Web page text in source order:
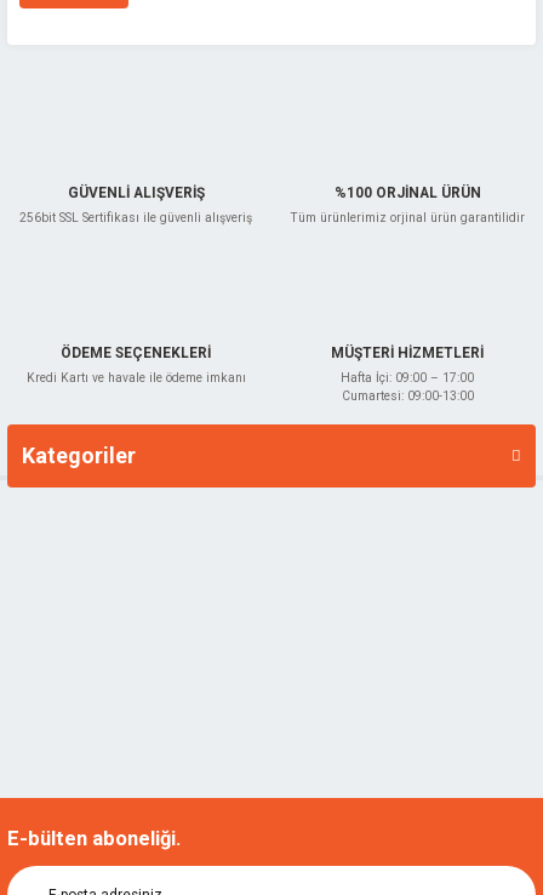
GÜVENLİ ALIŞVERİŞ
256bit SSL Sertifikası ile güvenli alışveriş
%100 ORJİNAL ÜRÜN
Tüm ürünlerimiz orjinal ürün garantilidir
ÖDEME SEÇENEKLERİ
Kredi Kartı ve havale ile ödeme imkanı
MÜŞTERİ HİZMETLERİ
Hafta İçi: 09:00 – 17:00
Cumartesi: 09:00-13:00
Kategoriler
Markalar
E-bülten aboneliği.